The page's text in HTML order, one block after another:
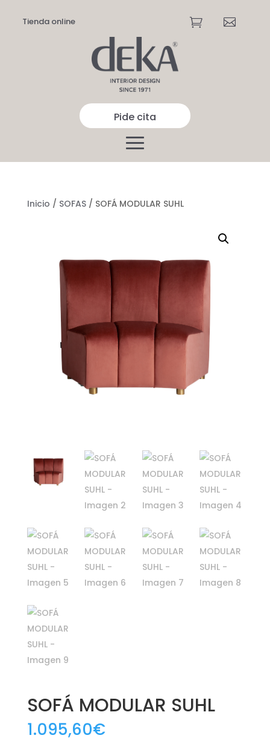
Tienda online  
Pide cita
Inicio / SOFAS/ SOFÁ MODULAR SUHL
SOFÁ MODULAR SUHL
1.095,60€